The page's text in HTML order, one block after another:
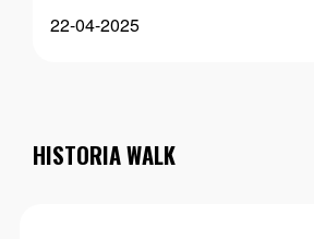
22-04-2025
HISTORIA WALK